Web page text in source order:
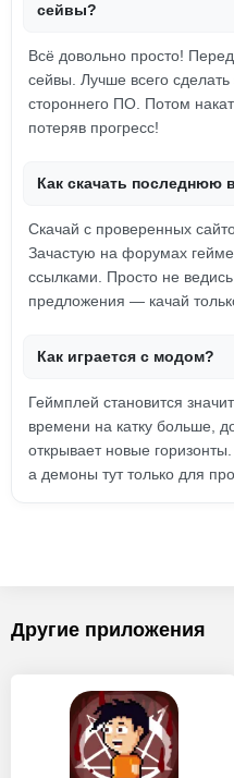
сейвы?
Всё довольно просто!
сейвы. Лучше всего
стороннего ПО. Потом
потеряв прогресс!
Как скачать последнюю
Скачай с проверенных
Зачастую на форумах
ссылками. Просто не
предложения — качай
Как играется с модом?
Геймплей становится
времени на катку больше,
открывает новые
а демоны тут только для
Другие приложения